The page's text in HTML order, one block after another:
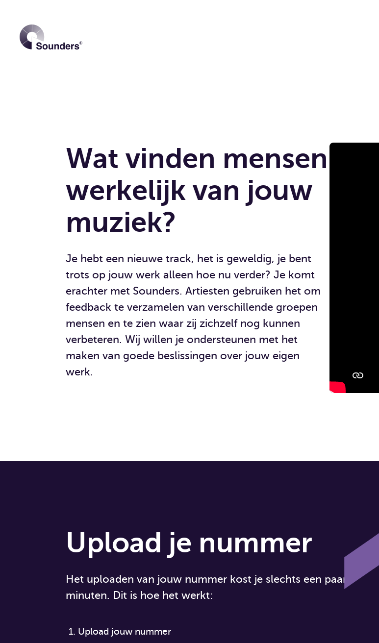
Wat vinden mensen
werkelijk van jouw
muziek?
Je hebt een nieuwe track, het is geweldig, je bent
trots op jouw werk alleen hoe nu verder? Je komt
erachter met Sounders. Artiesten gebruiken het om
feedback te verzamelen van verschillende groepen
mensen en te zien waar zij zichzelf nog kunnen
verbeteren. Wij willen je ondersteunen met het
maken van goede beslissingen over jouw eigen
werk.
Upload je nummer
Het uploaden van jouw nummer kost je slechts een paar
minuten. Dit is hoe het werkt:
Upload jouw nummer